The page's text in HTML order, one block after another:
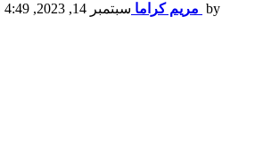
by مريم كراما سبتمبر 14, 2023, 4:49 م